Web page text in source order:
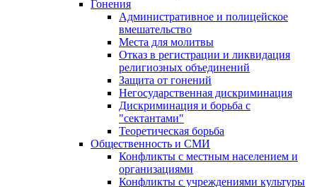
Гонения
Административное и полицейское
вмешательство
Места для молитвы
Отказ в регистрации и ликвидация
религиозных объединений
Защита от гонений
Негосударственная дискриминация
Дискриминация и борьба с
"сектантами"
Теоретическая борьба
Общественность и СМИ
Конфликты с местным населением и
организациями
Конфликты с учреждениями культуры